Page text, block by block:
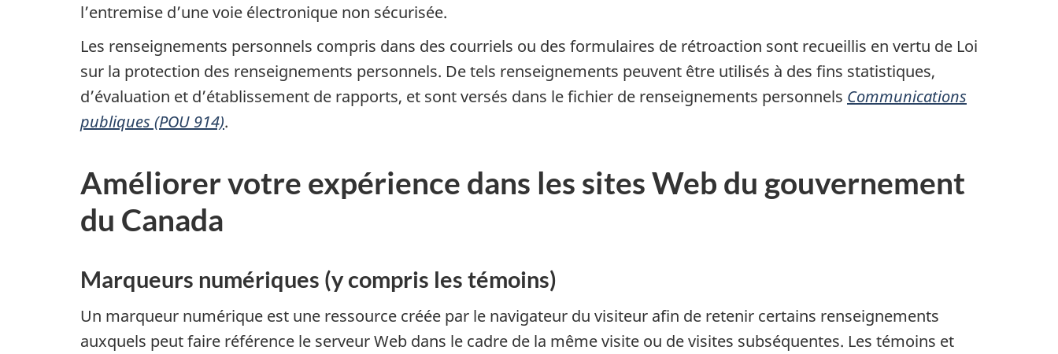
l’entremise d’une voie électronique non sécurisée.
Les renseignements personnels compris dans des courriels ou des formulaires de rétroaction sont recueillis en vertu de Loi
sur la protection des renseignements personnels. De tels renseignements peuvent être utilisés à des fins statistiques,
d’évaluation et d’établissement de rapports, et sont versés dans le fichier de renseignements personnels Communications
publiques (POU 914).
Améliorer votre expérience dans les sites Web du gouvernement
du Canada
Marqueurs numériques (y compris les témoins)
Un marqueur numérique est une ressource créée par le navigateur du visiteur afin de retenir certains renseignements
auxquels peut faire référence le serveur Web dans le cadre de la même visite ou de visites subséquentes. Les témoins et